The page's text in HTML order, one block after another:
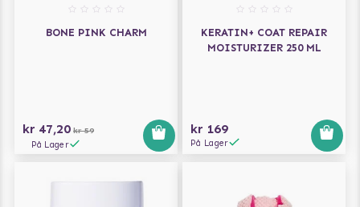
BONE PINK CHARM
kr 47,20 kr 59
På Lager
KERATIN+ COAT REPAIR
MOISTURIZER 250 ML
kr 169
På Lager